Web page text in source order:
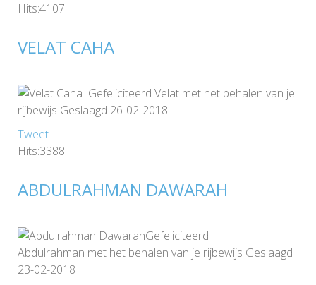
Hits:4107
VELAT CAHA
Gefeliciteerd Velat met het behalen van je
rijbewijs Geslaagd 26-02-2018
Tweet
Hits:3388
ABDULRAHMAN DAWARAH
Gefeliciteerd
Abdulrahman met het behalen van je rijbewijs Geslaagd
23-02-2018